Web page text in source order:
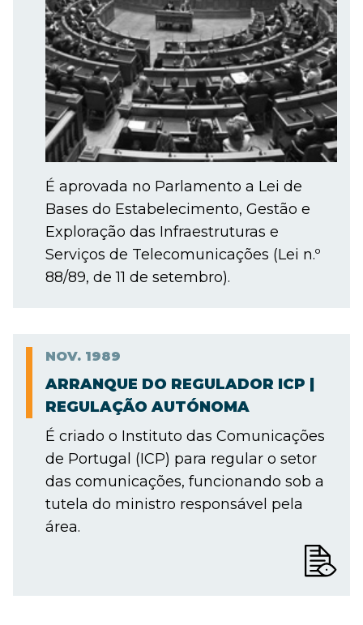
É aprovada no Parlamento a Lei de
Bases do Estabelecimento, Gestão e
Exploração das Infraestruturas e
Serviços de Telecomunicações (Lei n.º
88/89, de 11 de setembro).
NOV. 1989
ARRANQUE DO REGULADOR ICP |
REGULAÇÃO AUTÓNOMA
É criado o Instituto das Comunicações
de Portugal (ICP) para regular o setor
das comunicações, funcionando sob a
tutela do ministro responsável pela
área.